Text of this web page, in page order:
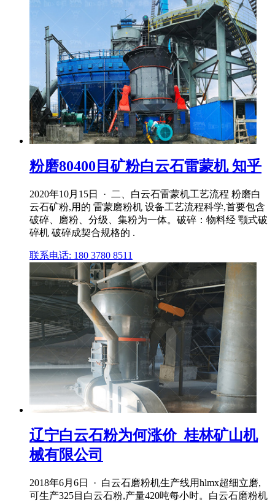
粉磨80400目矿粉白云石雷蒙机 知乎
2020年10月15日 · 二、白云石雷蒙机工艺流程 粉磨白
云石矿粉,用的 雷蒙磨粉机 设备工艺流程科学,首要包含
破碎、磨粉、分级、集粉为一体。破碎：物料经 颚式破
碎机 破碎成契合规格的 .
联系电话: 180 3780 8511
辽宁白云石粉为何涨价_桂林矿山机
械有限公司
2018年6月6日 · 白云石磨粉机生产线用hlmx超细立磨,
可生产325目白云石粉,产量420吨每小时。白云石磨粉机